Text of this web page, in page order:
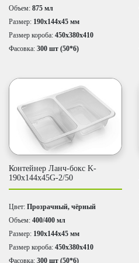
Объем: 875 мл
Размер: 190х144х45 мм
Размер короба: 450х380х410
Фасовка: 300 шт (50*6)
Контейнер Ланч-бокс K-
190x144x45G-2/50
Цвет: Прозрачный, чёрный
Объем: 400/400 мл
Размер: 190х144х45 мм
Размер короба: 450х380х410
Фасовка: 300 шт (50*6)